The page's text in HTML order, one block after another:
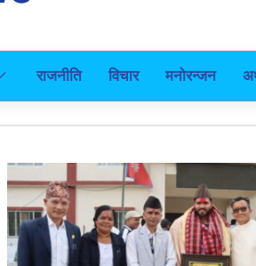
राजनीति विचार मनोरन्जन